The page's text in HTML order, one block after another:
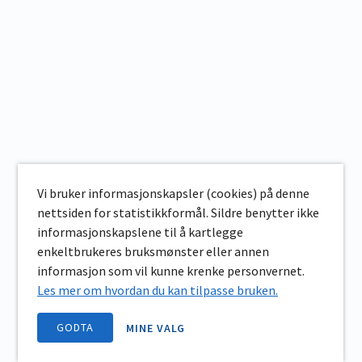
Vi bruker informasjonskapsler (cookies) på denne
nettsiden for statistikkformål. Sildre benytter ikke
informasjonskapslene til å kartlegge
enkeltbrukeres bruksmønster eller annen
informasjon som vil kunne krenke personvernet.
Les mer om hvordan du kan tilpasse bruken.
GODTA MINE VALG